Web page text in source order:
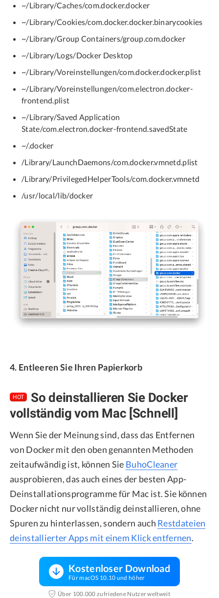
~/Library/Caches/com.docker.docker
~/Library/Cookies/com.docker.docker.binarycookies
~/Library/Group Containers/group.com.docker
~/Library/Logs/Docker Desktop
~/Library/Voreinstellungen/com.docker.docker.plist
~/Library/Voreinstellungen/com.electron.docker-
frontend.plist
~/Library/Saved Application
State/com.electron.docker-frontend.savedState
~/.docker
/Library/LaunchDaemons/com.docker.vmnetd.plist
/Library/PrivilegedHelperTools/com.docker.vmnetd
/usr/local/lib/docker
4. Entleeren Sie Ihren Papierkorb
HOT
So deinstallieren Sie Docker
vollständig vom Mac [Schnell]
Wenn Sie der Meinung sind, dass das Entfernen
von Docker mit den oben genannten Methoden
zeitaufwändig ist, können Sie BuhoCleaner
ausprobieren, das auch eines der besten App-
Deinstallationsprogramme für Mac ist. Sie können
Docker nicht nur vollständig deinstallieren, ohne
Spuren zu hinterlassen, sondern auch Restdateien
deinstallierter Apps mit einem Klick entfernen.
Kostenloser Download
Für macOS 10.10 und höher
Über 100.000 zufriedene Nutzer weltweit